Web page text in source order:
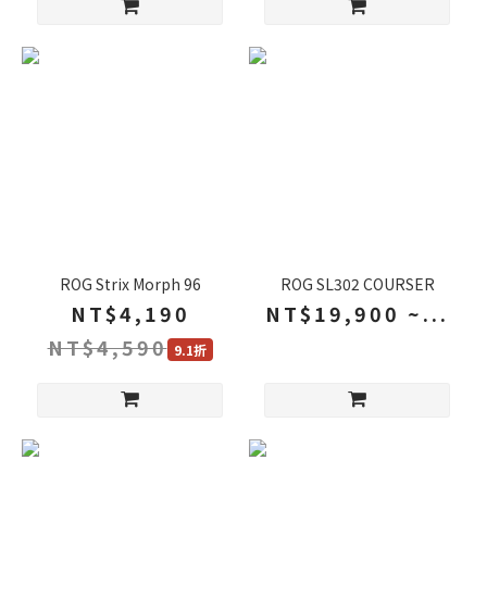
ROG Strix Morph 96
NT$4,190
NT$4,590 9.1折
ROG SL302 COURSER
NT$19,900 ~...